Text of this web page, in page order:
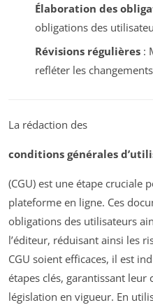
Élaboration des
obligations des
Révisions régulières:
refléter les
La rédaction des
conditions générales
(CGU) est une étape cruciale
plateforme en ligne. Ces
obligations des utilisateurs
l’éditeur, réduisant ainsi les
CGU soient efficaces, il est
étapes clés, garantissant
législation en vigueur. En